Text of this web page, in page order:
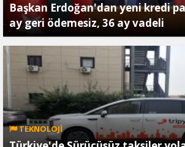
Başkan Erdoğan'dan yeni kredi
ay geri ödemesiz, 36 ay vadeli
TEKNOLOJİ